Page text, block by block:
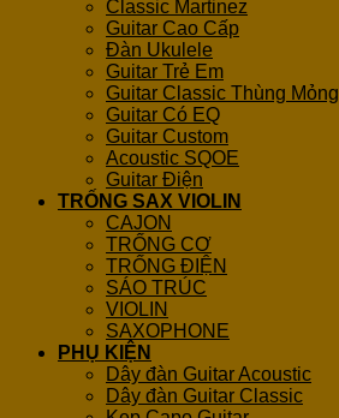
Classic Martinez
Guitar Cao Cấp
Đàn Ukulele
Guitar Trẻ Em
Guitar Classic Thùng Mỏng
Guitar Có EQ
Guitar Custom
Acoustic SQOE
Guitar Điện
TRỐNG SAX VIOLIN
CAJON
TRỐNG CƠ
TRỐNG ĐIỆN
SÁO TRÚC
VIOLIN
SAXOPHONE
PHỤ KIỆN
Dây đàn Guitar Acoustic
Dây đàn Guitar Classic